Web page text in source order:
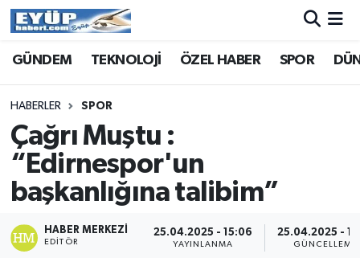
GÜNDEM TEKNOLOJİ ÖZEL HABER SPOR
HABERLER SPOR
Çağrı Muştu :
“Edirnespor'un
başkanlığına talibim”
HABER MERKEZI
EDITÖR
25.04.2025 - 15:06
YAYINLANMA
25.04.2025 -
GÜNCELLEME